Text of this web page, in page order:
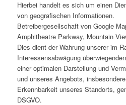
Hierbei handelt es sich um einen
von geografischen Informationen.
Betreibergesellschaft von Google
Amphitheatre Parkway, Mountain
Dies dient der Wahrung unserer im
Interessensabwägung
einer optimalen Darstellung und
und unseres Angebots,
Erkennbarkeit unseres Standorts,
DSGVO.